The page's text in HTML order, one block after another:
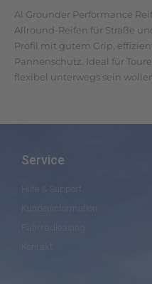
Al Grounder Performance
Allround-Reifen für Straße
Profil mit gutem Grip,
Pannenschutz. Ideal für
flexibel unterwegs sein
Service
Hilfe & Support